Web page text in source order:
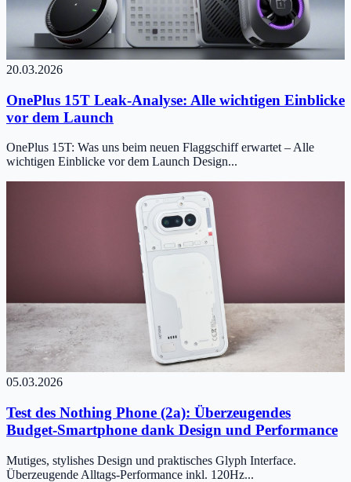
20.03.2026
OnePlus 15T Leak-Analyse: Alle wichtigen Einblicke
vor dem Launch
OnePlus 15T: Was uns beim neuen Flaggschiff erwartet – Alle
wichtigen Einblicke vor dem Launch Design...
05.03.2026
Test des Nothing Phone (2a): Überzeugendes
Budget-Smartphone dank Design und Performance
Mutiges, stylishes Design und praktisches Glyph Interface.
Überzeugende Alltags-Performance inkl. 120Hz...